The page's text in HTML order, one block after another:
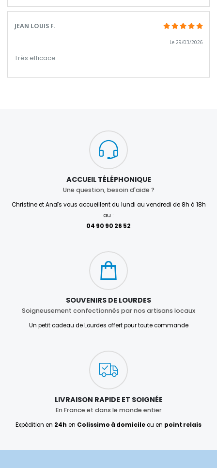
JEAN LOUIS F.
Le 29/03/2026
Très efficace
ACCUEIL TÉLÉPHONIQUE
Une question, besoin d'aide ?
Christine et Anaïs vous accueillent du lundi au vendredi de 8h à 18h
au :
04 90 90 26 52
SOUVENIRS DE LOURDES
Soigneusement confectionnés par nos artisans locaux
Un petit cadeau de Lourdes offert pour toute commande
LIVRAISON RAPIDE ET SOIGNÉE
En France et dans le monde entier
Expédition en 24h en Colissimo à domicileou en point relais